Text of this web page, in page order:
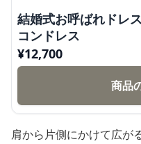
結婚式お呼ばれドレス ラッフルチュールボディ
コンドレス
¥12,700
商品
肩から片側にかけて広が